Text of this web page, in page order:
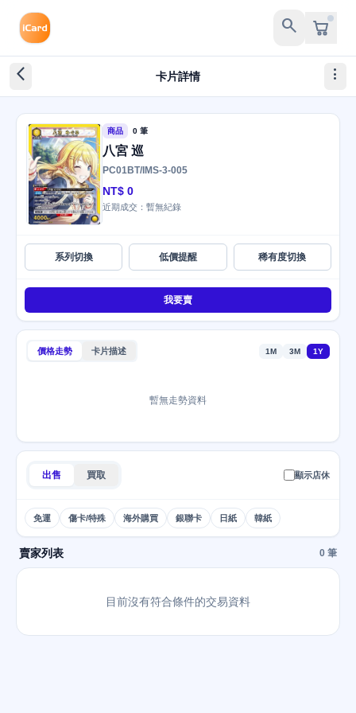
search
arrow_back_ios_new 卡片詳情 more_vert
商品 0 筆
八宮 巡
PC01BT/IMS-3-005
NT$ 0
近期成交：暫無紀錄
系列切換 低價提醒 稀有度切換
我要賣
價格走勢 卡片描述 1M 3M 1Y
暫無走勢資料
出售 買取 顯示店休
免運 傷卡/特殊 海外購買 銀聯卡 日紙 韓紙
賣家列表 0 筆
目前沒有符合條件的交易資料